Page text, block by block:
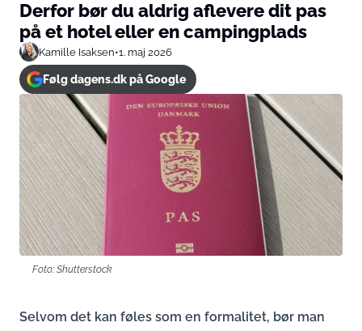
Derfor bør du aldrig aflevere dit pas
på et hotel eller en campingplads
Kamille Isaksen•1. maj 2026
Følg dagens.dk på Google
Foto: Shutterstock
Selvom det kan føles som en formalitet, bør man